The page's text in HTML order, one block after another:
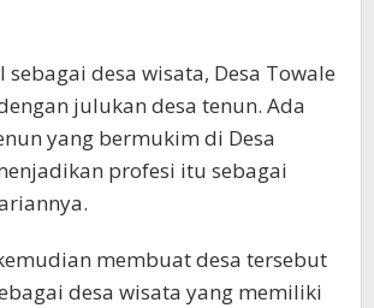
sebagai desa wisata, Desa Towale
julukan desa tenun. Ada
yang bermukim di Desa
profesi itu sebagai
membuat desa tersebut
desa wisata yang memiliki